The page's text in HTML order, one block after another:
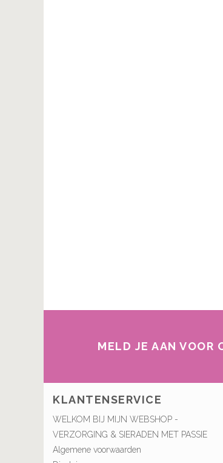
MELD JE AAN VOOR
KLANTENSERVICE
WELKOM BIJ MIJN WEBSHOP -
VERZORGING & SIERADEN MET PASSIE
Algemene voorwaarden